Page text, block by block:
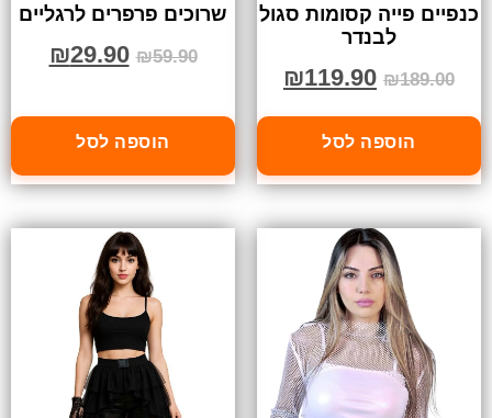
כנפיים פייה קסומות סגול
לבנדר
₪189.00
₪119.90
הוספה לסל
שרוכים פרפרים לרגליים
₪59.90
₪29.90
הוספה לסל